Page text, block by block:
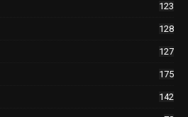
123
128
127
175
142